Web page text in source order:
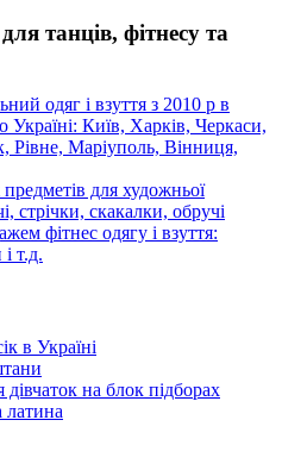
танців, фітнесу та
одяг і взуття з 2010 р в
Україні: Київ, Харків, Черкаси,
Рівне, Маріуполь, Вінниця,
для художньої
стрічки, скакалки, обручі
фітнес одягу і взуття:
т.д.
в Україні
на блок підборах
латина